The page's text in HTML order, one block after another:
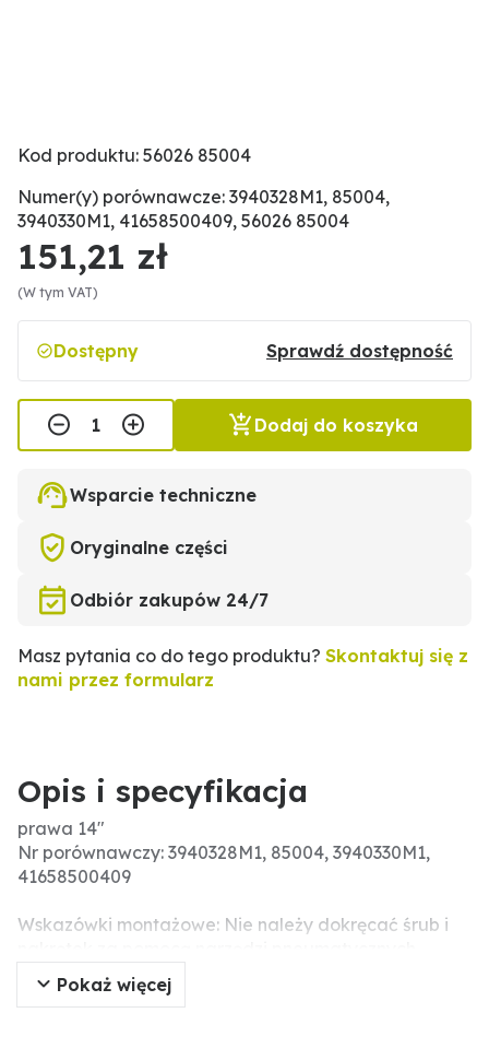
Kod produktu: 56026 85004
Numer(y) porównawcze: 3940328M1, 85004,
3940330M1, 41658500409, 56026 85004
151,21 zł
(W tym VAT)
Dostępny Sprawdź dostępność
Dodaj do koszyka
Wsparcie techniczne
Oryginalne części
Odbiór zakupów 24/7
Masz pytania co do tego produktu? Skontaktuj się z
nami przez formularz
Opis i specyfikacja
prawa 14"
Nr porównawczy: 3940328M1, 85004, 3940330M1,
41658500409
Wskazówki montażowe: Nie należy dokręcać śrub i
ponieważ może to prowadzić do uszkodzenia części
roboczej (pęknięcia naprężeniowe).
Pokaż więcej